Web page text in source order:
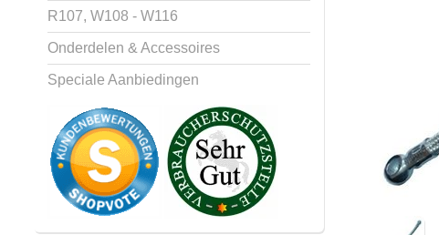
R107, W108 - W116
Onderdelen & Accessoires
Speciale Aanbiedingen